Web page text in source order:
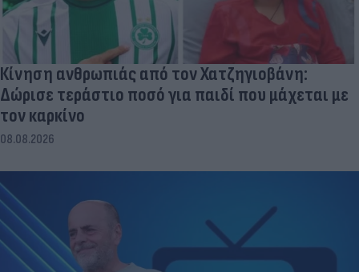
Κίνηση ανθρωπιάς από τον Χατζηγιοβάνη:
Δώρισε τεράστιο ποσό για παιδί που μάχεται με
τον καρκίνο
08.08.2026